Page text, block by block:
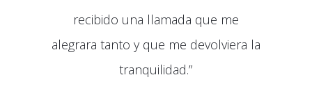
recibido una llamada que me
alegrara tanto y que me devolviera la
tranquilidad.”